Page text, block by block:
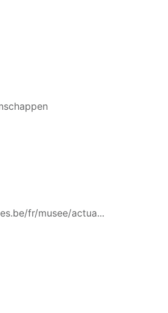
fr/musee/actua...